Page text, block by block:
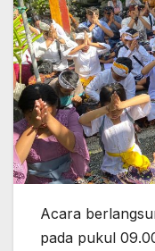
Acara
pada pukul